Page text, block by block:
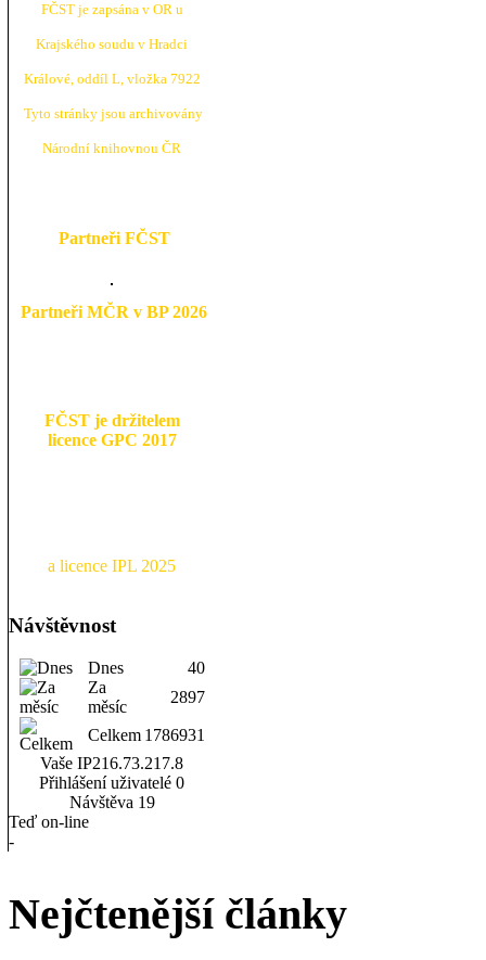
FČST je zapsána v OR u
Krajského soudu v Hradci
Králové, oddíl L, vložka 7922
Tyto stránky jsou archivovány
Národní knihovnou ČR
Partneři FČST
Partneři MČR v BP 2026
FČST je držitelem
licence GPC 2017
a licence IPL 2025
Návštěvnost
Dnes
40
Za
měsíc
2897
Celkem 1786931
Vaše IP216.73.217.8
Přihlášení uživatelé 0
Návštěva 19
Teď on-line
-
Nejčtenější články